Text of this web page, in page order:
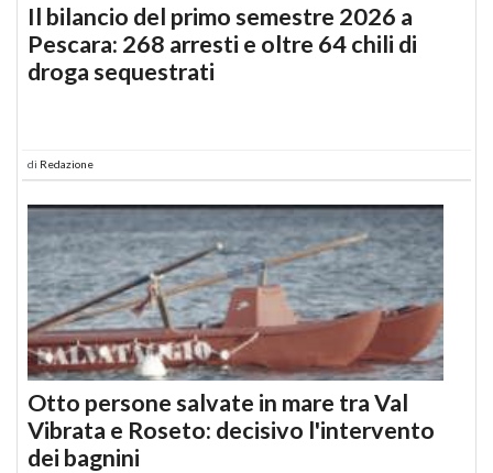
Il bilancio del primo semestre 2026 a
Pescara: 268 arresti e oltre 64 chili di
droga sequestrati
di Redazione
Otto persone salvate in mare tra Val
Vibrata e Roseto: decisivo l'intervento
dei bagnini